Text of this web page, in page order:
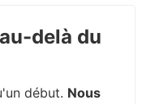
delà du
début. Nous